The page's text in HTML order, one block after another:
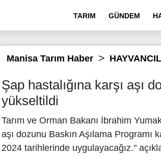
TARIM GÜNDEM
Manisa Tarım Haber
Şap hastalığına karşı aşı
yükseltildi
Tarım ve Orman Bakanı İbrahim
aşı dozunu Baskın Aşılama Programı
2024 tarihlerinde uygulayacağız."